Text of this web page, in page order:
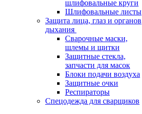
шлифовальные круги
Шлифовальные листы
Защита лица, глаз и органов
дыхания
Сварочные маски,
шлемы и щитки
Защитные стекла,
запчасти для масок
Блоки подачи воздуха
Защитные очки
Респираторы
Спецодежда для сварщиков